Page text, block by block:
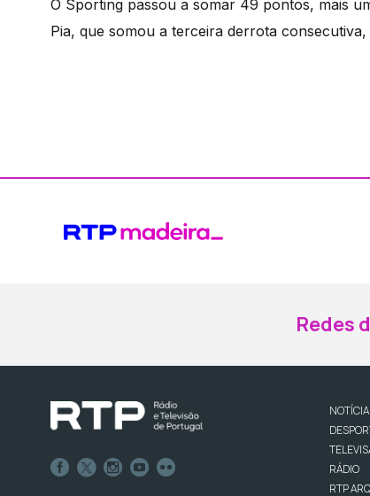
O Sporting passou a somar 49 pontos, mais
Pia, que somou a terceira derrota consecutiva,
Redes
RÁDIO
RTP